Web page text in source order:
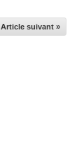
Article suivant »